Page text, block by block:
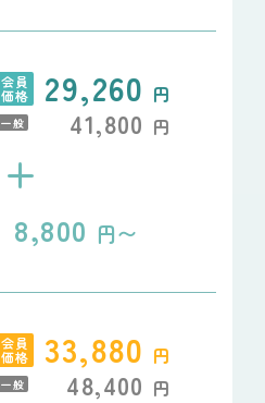
会員
価格 29,260 円
一般 41,800 円
+
8,800 円〜
会員
価格 33,880 円
一般 48,400 円